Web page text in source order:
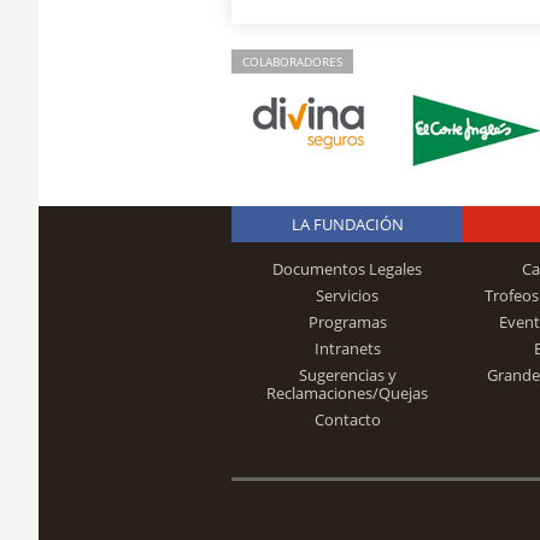
COLABORADORES
LA FUNDACIÓN
Documentos Legales
Servicios
Programas
Intranets
Sugerencias y
Reclamaciones/Quejas
Contacto